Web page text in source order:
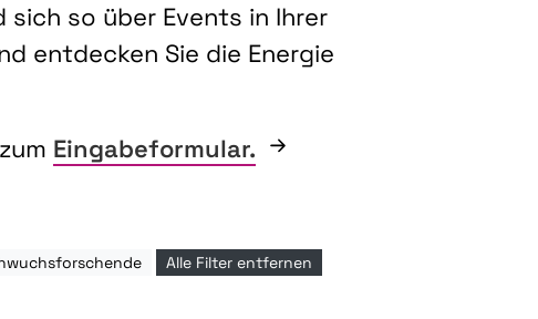
sich so über Events in Ihrer
entdecken Sie die Energie
Eingabeformular.
Alle Filter entfernen